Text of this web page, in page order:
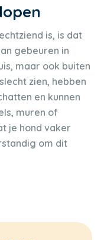
is, is dat
gebeuren in
maar ook buiten
zien, hebben
en kunnen
muren of
je hond vaker
om dit